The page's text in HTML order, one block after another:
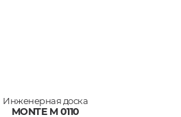
Инженерная доска
MONTE M 0110